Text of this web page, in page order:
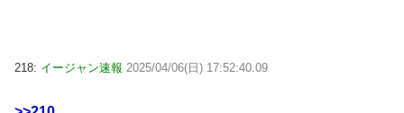
218: イージャン速報 2025/04/06(日) 17:52:40.09